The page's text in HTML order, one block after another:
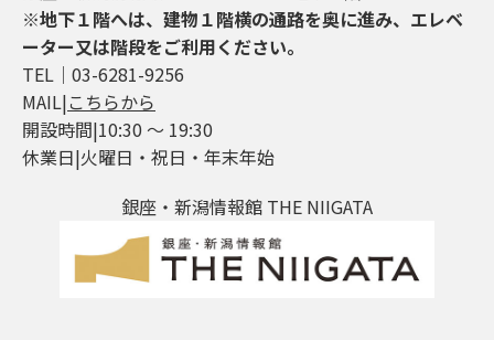
※地下１階へは、建物１階横の通路を奥に進み、エレベ
ーター又は階段をご利用ください。
TEL│03-6281-9256
MAIL|こちらから
開設時間|10:30 ～ 19:30
休業日|火曜日・祝日・年末年始
銀座・新潟情報館 THE NIIGATA